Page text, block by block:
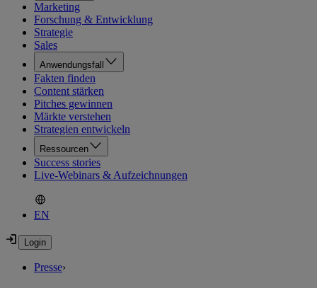
Marketing
Forschung & Entwicklung
Strategie
Sales
Anwendungsfall
Fakten finden
Content stärken
Pitches gewinnen
Märkte verstehen
Strategien entwickeln
Ressourcen
Success stories
Live-Webinars & Aufzeichnungen
EN
Presse›